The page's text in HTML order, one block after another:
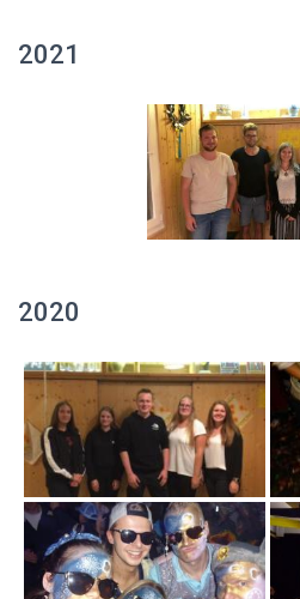
2021
2020